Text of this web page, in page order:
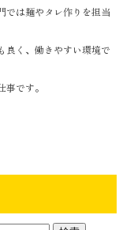
では麺やタレ作りを担当
良く、働きやすい環境で
です。